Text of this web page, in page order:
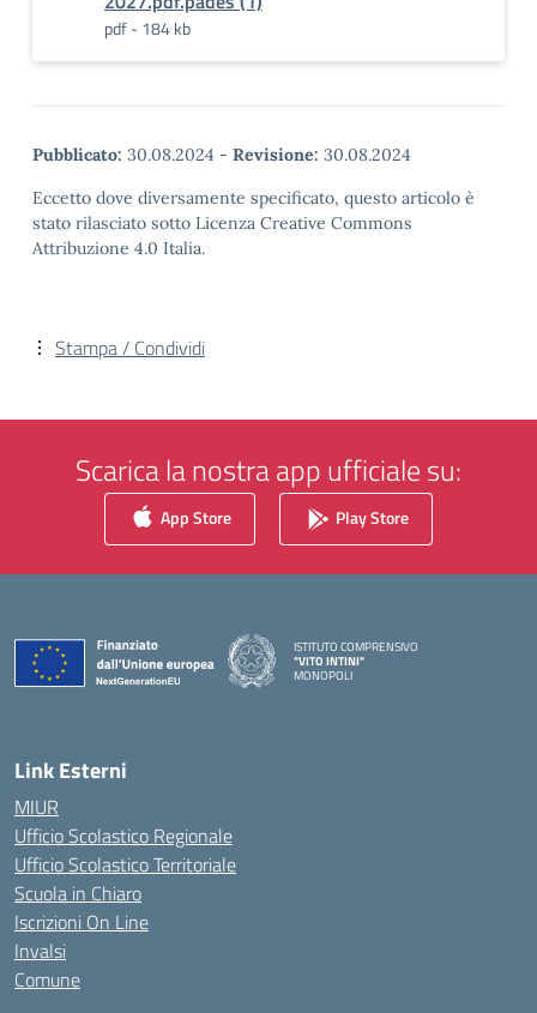
pdf - 184 kb
Pubblicato: 30.08.2024 - Revisione: 30.08.2024
Eccetto dove diversamente specificato, questo articolo è
stato rilasciato sotto Licenza Creative Commons
Attribuzione 4.0 Italia.
Stampa / Condividi
Scarica la nostra app ufficiale su:
App Store Play Store
ISTITUTO COMPRENSIVO
"VITO INTINI"
MONOPOLI
Link Esterni
MIUR
Ufficio Scolastico Regionale
Ufficio Scolastico Territoriale
Scuola in Chiaro
Iscrizioni On Line
Invalsi
Comune